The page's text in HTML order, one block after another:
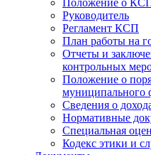
Положение о
Руководитель
Регламент КСП
План работы на
Отчеты и
контрольных
Положение о
муниципального
Сведения о
Нормативные
Специальная
Кодекс этики и